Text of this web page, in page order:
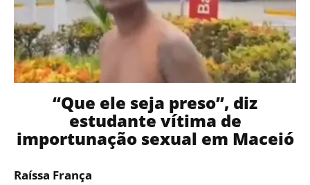
“Que ele seja preso”, diz
estudante vítima de
importunação sexual em Maceió
Raíssa França